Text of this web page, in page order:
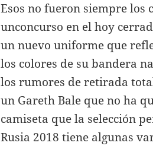
Esos no fueron siempre los
unconcurso en el hoy
un nuevo uniforme que
los colores de su bandera
los rumores de retirada
un Gareth Bale que no ha
camiseta que la selección
Rusia 2018 tiene algunas